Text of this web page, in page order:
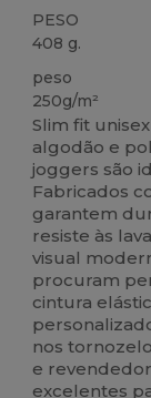
PESO
408 g.
peso
250g/m²
Slim fit
algodão e
joggers são
Fabricados
garantem
resiste às
visual
procuram
cintura
nos
e
excelentes